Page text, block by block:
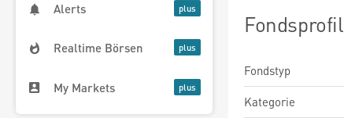
Alerts
Realtime Börsen
My Markets
Fondsprofil
Fondstyp
Kategorie